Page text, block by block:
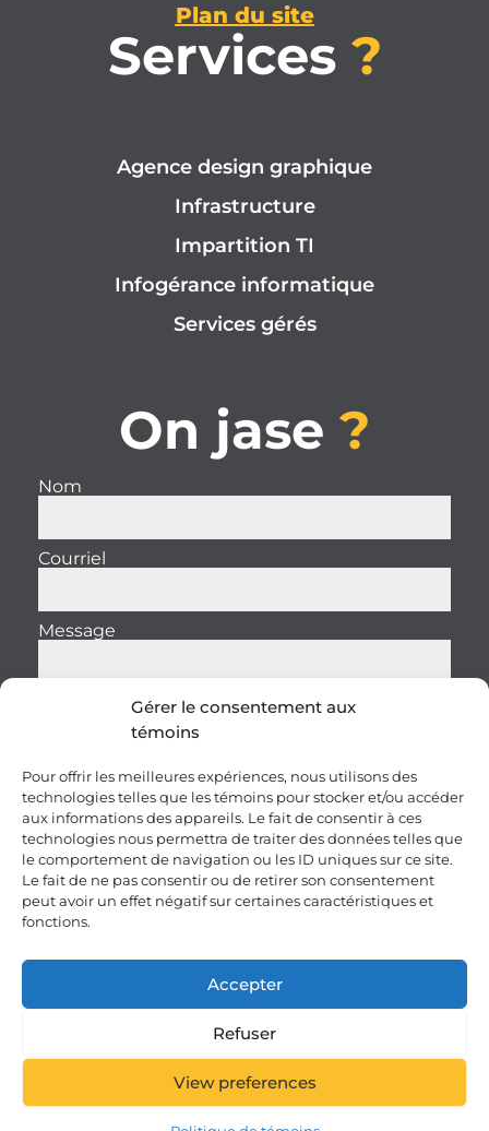
Gérer le consentement aux
témoins
Pour offrir les meilleures expériences, nous utilisons des
technologies telles que les témoins pour stocker et/ou accéder
aux informations des appareils. Le fait de consentir à ces
technologies nous permettra de traiter des données telles que
le comportement de navigation ou les ID uniques sur ce site.
Le fait de ne pas consentir ou de retirer son consentement
peut avoir un effet négatif sur certaines caractéristiques et
fonctions.
Accepter
Refuser
View preferences
Plan du site
Services ?
Agence design graphique
Infrastructure
Impartition TI
Infogérance informatique
Services gérés
On jase ?
Nom
Courriel
Message
Envoyer
Plan du site
ENGLISH
© 2026 10RUPTiV. Tous droits réservés.